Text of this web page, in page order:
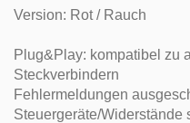
Version: Rot / Rauch
Plug&Play: kompatibel zu
Steckverbindern
Fehlermeldungen
Steuergeräte/Widerstände